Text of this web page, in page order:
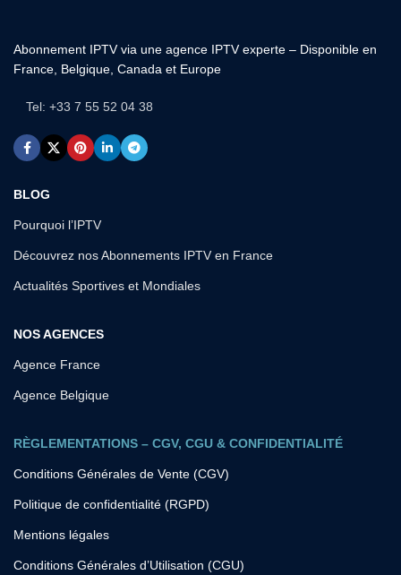
Abonnement IPTV via une agence IPTV experte – Disponible en
France, Belgique, Canada et Europe
Tel: +33 7 55 52 04 38
BLOG
Pourquoi l’IPTV
Découvrez nos Abonnements IPTV en France
Actualités Sportives et Mondiales
NOS AGENCES
Agence France
Agence Belgique
RÈGLEMENTATIONS – CGV, CGU & CONFIDENTIALITÉ
Conditions Générales de Vente (CGV)
Politique de confidentialité (RGPD)
Mentions légales
Conditions Générales d’Utilisation (CGU)